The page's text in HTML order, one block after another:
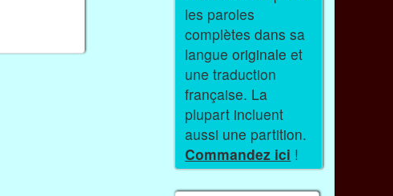
les paroles
complètes dans sa
langue originale et
une traduction
française. La
plupart incluent
aussi une partition.
Commandez ici !